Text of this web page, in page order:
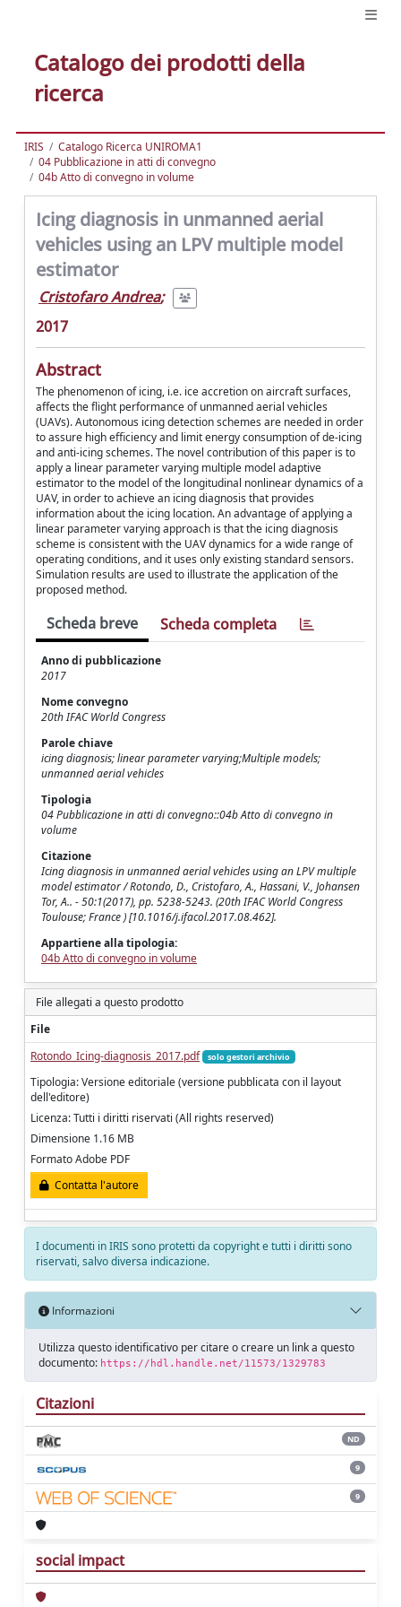
Catalogo dei prodotti della
ricerca
IRIS
Catalogo Ricerca UNIROMA1
04 Pubblicazione in atti di convegno
04b Atto di convegno in volume
Icing diagnosis in unmanned aerial
vehicles using an LPV multiple model
estimator
Cristofaro Andrea;
2017
Abstract
The phenomenon of icing, i.e. ice accretion on aircraft surfaces,
affects the flight performance of unmanned aerial vehicles
(UAVs). Autonomous icing detection schemes are needed in order
to assure high efficiency and limit energy consumption of de-icing
and anti-icing schemes. The novel contribution of this paper is to
apply a linear parameter varying multiple model adaptive
estimator to the model of the longitudinal nonlinear dynamics of a
UAV, in order to achieve an icing diagnosis that provides
information about the icing location. An advantage of applying a
linear parameter varying approach is that the icing diagnosis
scheme is consistent with the UAV dynamics for a wide range of
operating conditions, and it uses only existing standard sensors.
Simulation results are used to illustrate the application of the
proposed method.
Scheda breve Scheda completa
Anno di pubblicazione
2017
Nome convegno
20th IFAC World Congress
Parole chiave
icing diagnosis; linear parameter varying;Multiple models;
unmanned aerial vehicles
Tipologia
04 Pubblicazione in atti di convegno::04b Atto di convegno in
volume
Citazione
Icing diagnosis in unmanned aerial vehicles using an LPV multiple
model estimator / Rotondo, D., Cristofaro, A., Hassani, V., Johansen
Tor, A.. - 50:1(2017), pp. 5238-5243. (20th IFAC World Congress
Toulouse; France ) [10.1016/j.ifacol.2017.08.462].
Appartiene alla tipologia:
04b Atto di convegno in volume
File allegati a questo prodotto
File
Rotondo_Icing-diagnosis_2017.pdf
solo gestori archivio
Tipologia: Versione editoriale (versione pubblicata con il layout
dell'editore)
Licenza: Tutti i diritti riservati (All rights reserved)
Dimensione 1.16 MB
Formato Adobe PDF
Contatta l'autore
I documenti in IRIS sono protetti da copyright e tutti i diritti sono
riservati, salvo diversa indicazione.
Informazioni
Utilizza questo identificativo per citare o creare un link a questo
documento: https://hdl.handle.net/11573/1329783
Citazioni
ND
9
9
social impact